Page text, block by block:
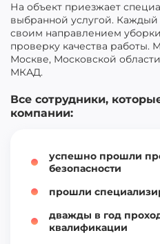
На объект приезжает
выбранной услугой. Каждый
своим направлением
проверку качества работы.
Москве, Московской
МКАД.
Все сотрудники,
компании:
успешно прошли
безопасности
прошли
дважды в год
квалификации